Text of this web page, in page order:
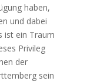
haben,
und dabei
ist ein Traum
Privileg
der
sein